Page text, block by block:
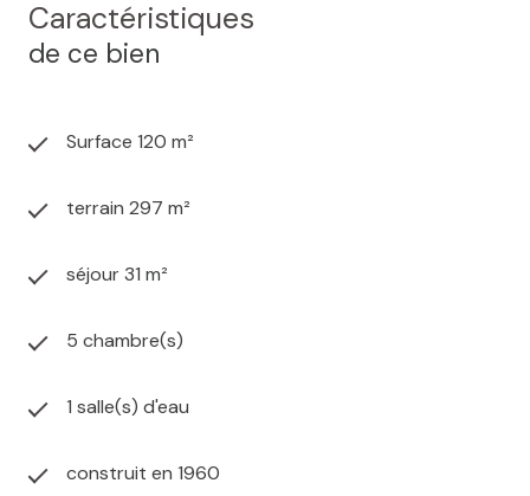
Caractéristiques
de ce bien
Surface 120 m²
terrain 297 m²
séjour 31 m²
5 chambre(s)
1 salle(s) d'eau
construit en 1960